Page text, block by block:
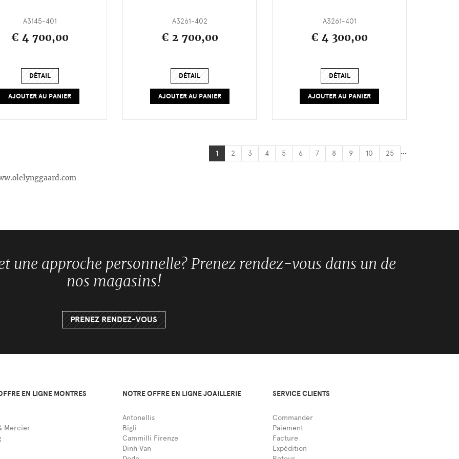
A3145-401
€ 4 700,00
DÉTAIL
AJOUTER AU PANIER
A3261-402
€ 2 700,00
DÉTAIL
AJOUTER AU PANIER
A3261-401
€ 4 300,00
DÉTAIL
AJOUTER AU PANIER
1 2 3 4 5 6 7 8 9 10 ...
25
une approche personnelle? Prenez rendez-vous dans un de
nos magasins!
PRENEZ RENDEZ-VOUS
EN LIGNE MONTRES
Mercier
NOTRE OFFRE EN LIGNE JOAILLERIE
Antonellis
Bigli
Cammilli Firenze
Dinh Van
SERVICE CLIENTS
Commander
Paiement
Facture
Expédition